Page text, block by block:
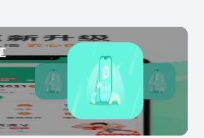
捕捉系统。玩家可以在开放式
”，捕捉各式各样的国风灵兽。
宠，每一只灵兽都有三阶进化
过程中还有概率触发奇遇事
传统回合制战斗方式，结合灵
斗不再只是数值堆叠，而是依
。同时，玩家可选择不同门派
王寨、盘丝洞等，每个门派对